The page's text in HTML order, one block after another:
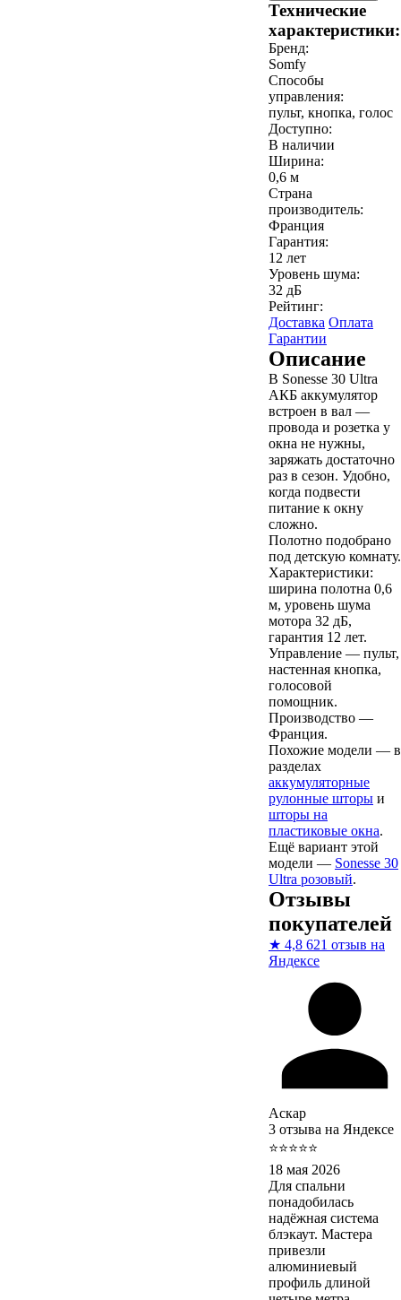
Технические
характеристики:
Бренд:
Somfy
Способы
управления:
пульт, кнопка, голос
Доступно:
В наличии
Ширина:
0,6 м
Страна
производитель:
Франция
Гарантия:
12 лет
Уровень шума:
32 дБ
Рейтинг:
Доставка Оплата
Гарантии
Описание
В Sonesse 30 Ultra
АКБ аккумулятор
встроен в вал —
провода и розетка у
окна не нужны,
заряжать достаточно
раз в сезон. Удобно,
когда подвести
питание к окну
сложно.
Полотно подобрано
под детскую комнату.
Характеристики:
ширина полотна 0,6
м, уровень шума
мотора 32 дБ,
гарантия 12 лет.
Управление — пульт,
настенная кнопка,
голосовой
помощник.
Производство —
Франция.
Похожие модели — в
разделах
аккумуляторные
рулонные шторы и
шторы на
пластиковые окна.
Ещё вариант этой
модели — Sonesse 30
Ultra розовый.
Отзывы
покупателей
★ 4,8 621 отзыв на
Яндексе
Аскар
3 отзыва на Яндексе
⭐⭐⭐⭐⭐
18 мая 2026
Для спальни
понадобилась
надёжная система
блэкаут. Мастера
привезли
алюминиевый
профиль длиной